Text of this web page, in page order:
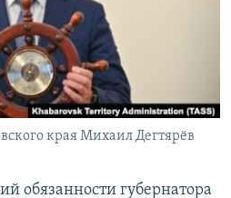
края Михаил Дегтярёв
обязанности губернатора